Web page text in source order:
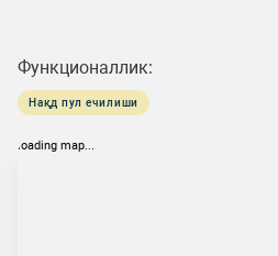
Функционаллик:
Нақд пул ечилиши
loading map...